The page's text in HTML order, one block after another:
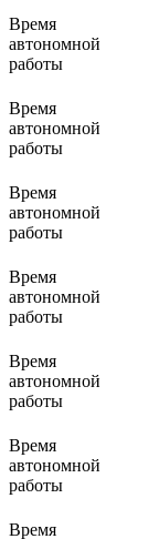
Время
автономной
работы
Время
автономной
работы
Время
автономной
работы
Время
автономной
работы
Время
автономной
работы
Время
автономной
работы
Время